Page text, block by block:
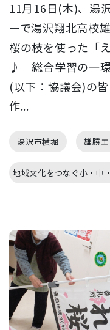
11月16日(木)、湯
ーで湯沢翔北高校
桜の枝を使った「
♪ 総合学習の一環
(以下：協議会)の
作...
湯沢市横堀 雄勝
地域文化をつなぐ小・中